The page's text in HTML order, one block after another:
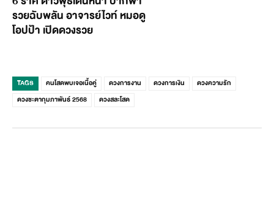
รวยฉับพลัน อาจารย์ไวท์ หมอดู
โอปป้า เปิดดวงรวย
TAGS คนโสดพบเจอเนื้อคู่ ดวงการงาน ดวงการเงิน
ดวงความรัก
ดวงชะตากุมภาพันธ์ 2568
ดวงสละโสด